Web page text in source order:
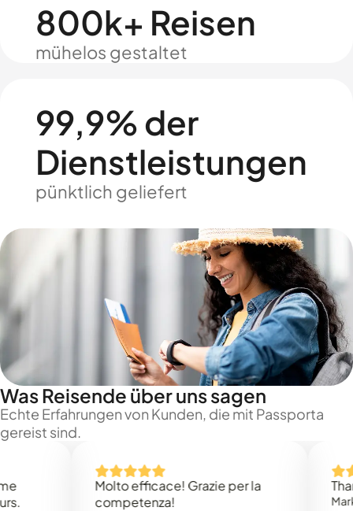
800k+ Reisen
mühelos gestaltet
99,9% der
Dienstleistungen
pünktlich geliefert
Was Reisende über uns sagen
Echte Erfahrungen von Kunden, die mit Passporta
gereist sind.
Molto efficace! Grazie per la
competenza!
Thank
Mark N.